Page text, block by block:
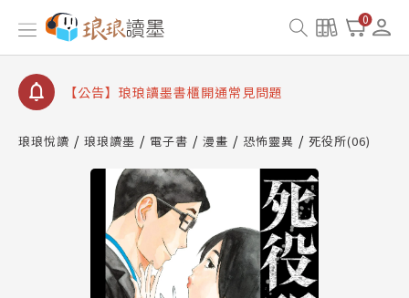
0
【公告】因 Readmoo 讀墨系統維護中，本站同步暫
停部分閱讀服務
【公告】琅琅讀墨數位閱讀資產合併與書櫃開通申請
【公告】琅琅讀墨書櫃開通常見問題
請圖文教學
查詢
【公告】因 Readmoo 讀墨系統維護中，本站同步暫
停部分閱讀服務
琅琅悅讀 琅琅讀墨 電子書 漫畫 恐怖靈異 死役所(06)